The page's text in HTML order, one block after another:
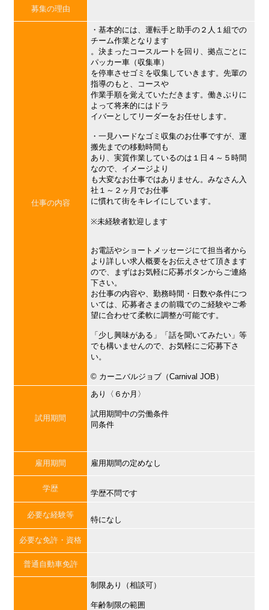
募集の理由
仕事の内容
・基本的には、運転手と助手の２人１組での
チーム作業となります
。決まったコースルートを回り、拠点ごとに
パッカー車（収集車）
を停車させゴミを収集していきます。先輩の
指導のもと、コースや
作業手順を覚えていただきます。働きぶりに
よって将来的にはドラ
イバーとしてリーダーをお任せします。
・一見ハードなゴミ収集のお仕事ですが、運
搬先までの移動時間も
あり、実質作業しているのは１日４～５時間
なので、イメージより
も大変なお仕事ではありません。みなさん入
社１～２ヶ月でお仕事
に慣れて街をキレイにしています。
※未経験者歓迎します
お電話やショートメッセージにて担当者から
より詳しい求人概要をお伝えさせて頂きます
ので、まずはお気軽に応募ボタンからご連絡
下さい。
お仕事の内容や、勤務時間・日数や条件につ
いては、応募者さまの前職でのご経験やご希
望に合わせて柔軟に調整が可能です。
「少し興味がある」「話を聞いてみたい」等
でも構いませんので、お気軽にご応募下さ
い。
©︎ カーニバルジョブ（Carnival JOB）
試用期間
あり〈６か月〉
試用期間中の労働条件
同条件
雇用期間 雇用期間の定めなし
学歴
学歴不問です
必要な経験等
特になし
必要な免許・資格
普通自動車免許
制限あり（相談可）
年齢制限の範囲